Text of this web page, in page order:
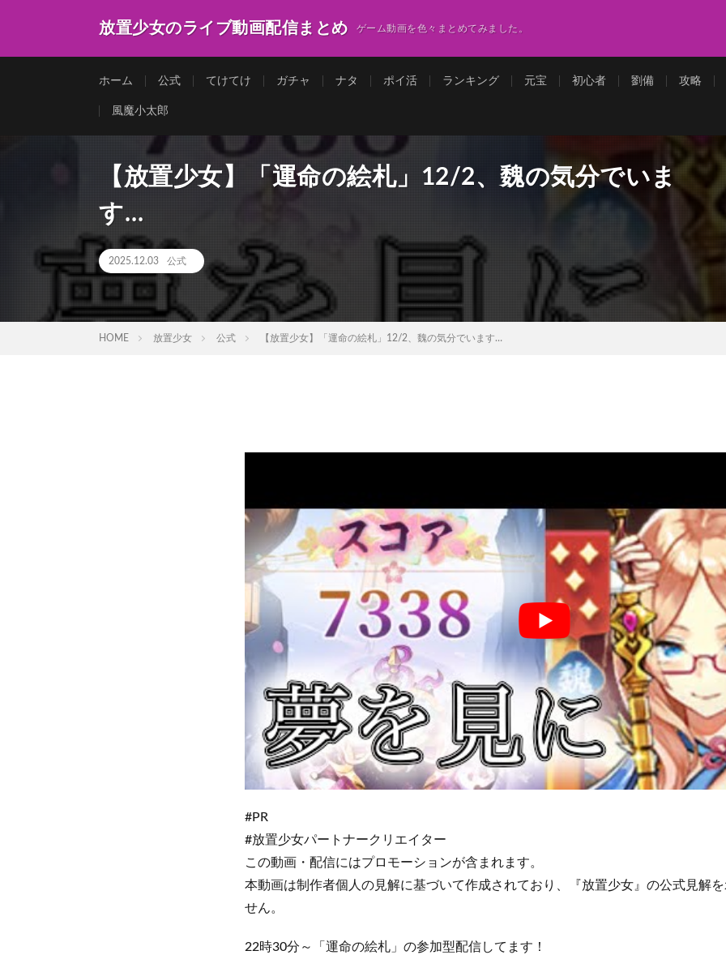
放置少女のライブ動画配信まとめ ゲーム動画を色々まとめてみました。
ホーム 公式 てけてけ ガチャ ナタ ポイ活 ランキング 元宝 初心者 劉備 攻略
風魔小太郎
【放置少女】「運命の絵札」12/2、魏の気分でいま
す…
2025.12.03 公式
HOME 放置少女 公式 【放置少女】「運命の絵札」12/2、魏の気分でいます…
#PR
#放置少女パートナークリエイター
この動画・配信にはプロモーションが含まれます。
本動画は制作者個人の見解に基づいて作成されており、『放置少女』の公式見解
せん。
22時30分～「運命の絵札」の参加型配信してます！